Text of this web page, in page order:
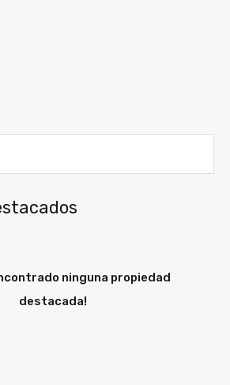
ninguna propiedad
destacada!